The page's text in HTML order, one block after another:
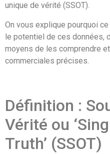
unique de vérité (SSOT).
On vous explique pourquoi
le potentiel de ces données,
moyens de les comprendre
commerciales précises.
Définition :
Vérité ou
Truth’ (SSOT)